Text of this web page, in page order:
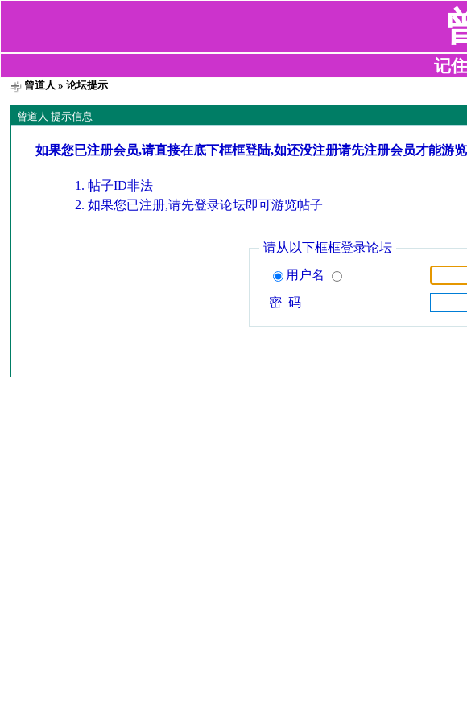
记
曾道人 » 论坛提示
曾道人 提示信息
如果您已注册会员,请直接在底下框框登陆,如还没注册请先注册会员才能游览
帖子ID非法
如果您已注册,请先登录论坛即可游览帖子
请从以下框框登录论坛
用户名
密 码